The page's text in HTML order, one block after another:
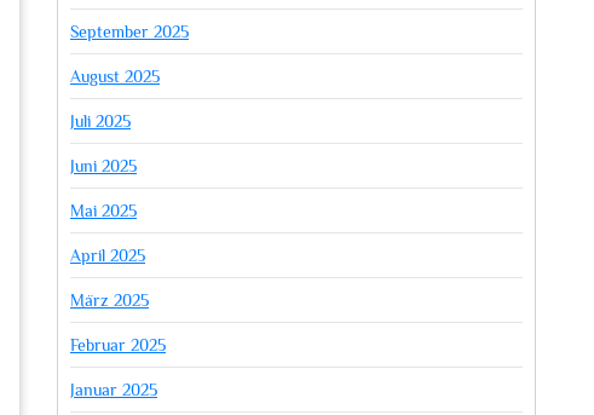
September 2025
August 2025
Juli 2025
Juni 2025
Mai 2025
April 2025
März 2025
Februar 2025
Januar 2025